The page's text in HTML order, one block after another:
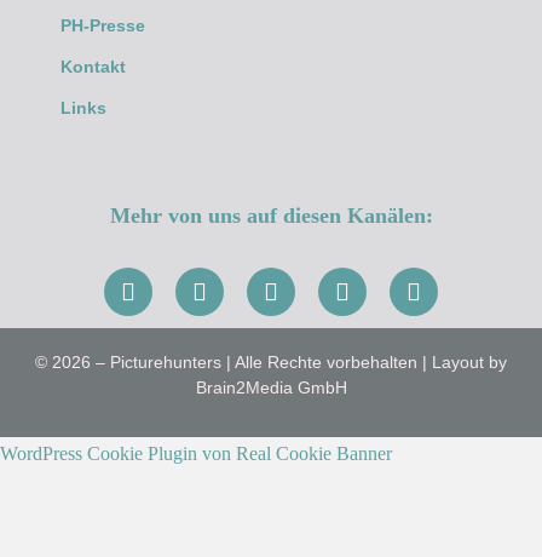
PH-Presse
Kontakt
Links
Mehr von uns auf diesen Kanälen:
© 2026 – Picturehunters | Alle Rechte vorbehalten | Layout by
Brain2Media GmbH
WordPress Cookie Plugin von Real Cookie Banner